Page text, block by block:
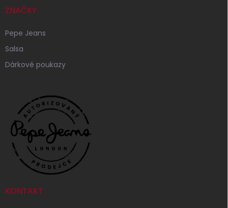
ZNAČKY
Pepe Jeans
Salsa
Dárkové poukazy
KONTAKT